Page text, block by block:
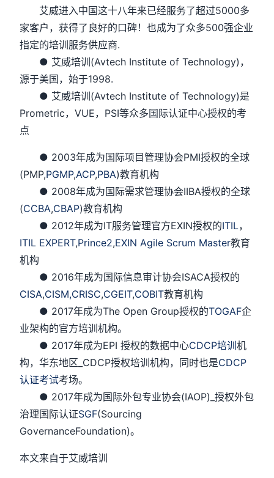
艾威进入中国这十八年来已经服务了超过5000多
家客户，获得了良好的口碑！也成为了众多500强企业
指定的培训服务供应商.
● 艾威培训(Avtech Institute of Technology)，
源于美国，始于1998.
● 艾威培训(Avtech Institute of Technology)是
Prometric，VUE，PSI等众多国际认证中心授权的考
点
● 2003年成为国际项目管理协会PMI授权的全球
(PMP,PGMP,ACP,PBA)教育机构
● 2008年成为国际需求管理协会IIBA授权的全球
(CCBA,CBAP)教育机构
● 2012年成为IT服务管理官方EXIN授权的ITIL，
ITIL EXPERT,Prince2,EXIN Agile Scrum Master教育
机构
● 2016年成为国际信息审计协会ISACA授权的
CISA,CISM,CRISC,CGEIT,COBIT教育机构
● 2017年成为The Open Group授权的TOGAF企
业架构的官方培训机构。
● 2017年成为EPI 授权的数据中心CDCP培训机
构，华东地区_CDCP授权培训机构，同时也是CDCP
认证考试考场。
● 2017年成为国际外包专业协会(IAOP)_授权外包
治理国际认证SGF(Sourcing
GovernanceFoundation)。
本文来自于艾威培训